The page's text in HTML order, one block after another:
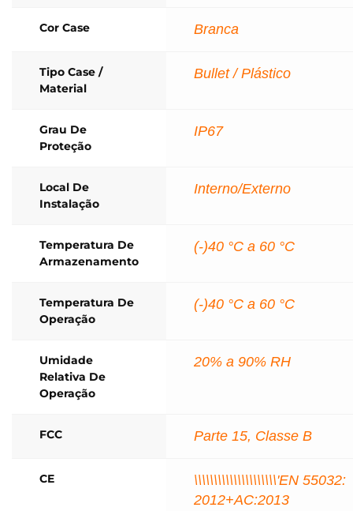
Cor Case Branca
Tipo Case /
Material
Bullet / Plástico
Grau De
Proteção
IP67
Local De
Instalação
Interno/Externo
Temperatura De
Armazenamento
(-)40 °C a 60 °C
Temperatura De
Operação
(-)40 °C a 60 °C
Umidade
Relativa De
Operação
20% a 90% RH
FCC Parte 15, Classe B
CE
\\\\\\\\\\\\\\\\\\\\\'EN 55032:
2012+AC:2013